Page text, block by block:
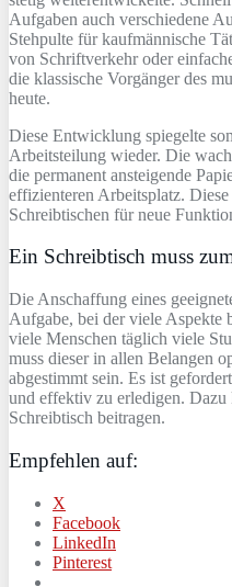
Aufgaben auch verschiedene
Stehpulte für kaufmännische
von Schriftverkehr oder
die klassische Vorgänger des
heute.
Diese Entwicklung spiegelte
Arbeitsteilung wieder. Die
die permanent ansteigende
effizienteren Arbeitsplatz.
Schreibtischen für neue
Ein Schreibtisch muss
Die Anschaffung eines
Aufgabe, bei der viele Aspekte
viele Menschen täglich viele
muss dieser in allen Belangen
abgestimmt sein. Es ist
und effektiv zu erledigen. Dazu
Schreibtisch beitragen.
Empfehlen auf:
X
Facebook
LinkedIn
Pinterest